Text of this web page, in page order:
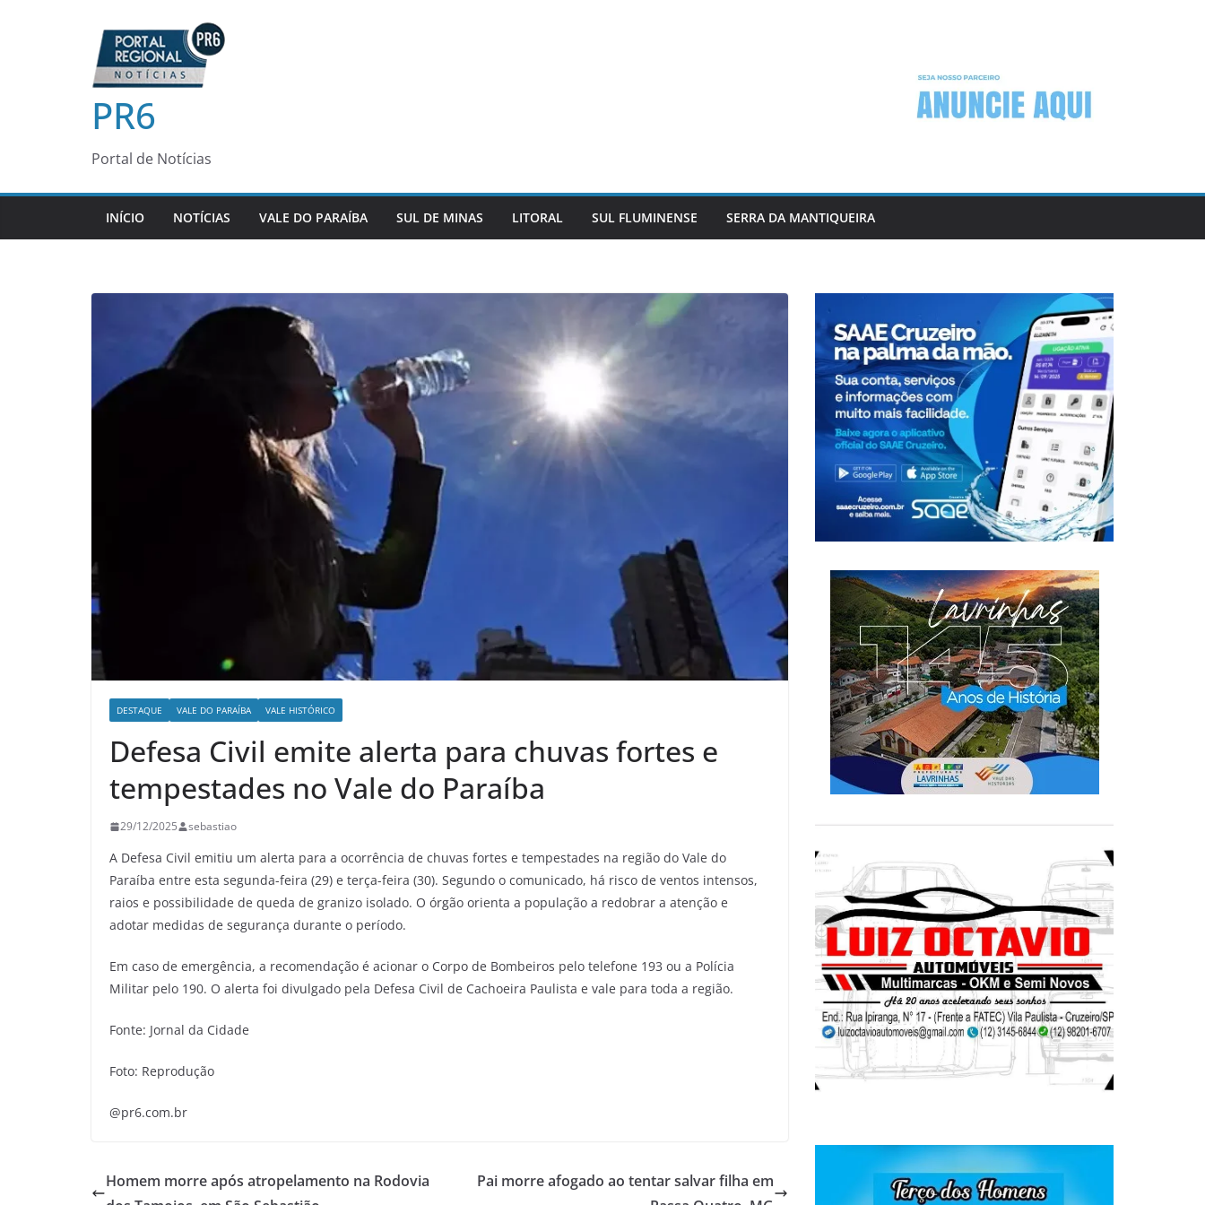
PR6
Portal de Notícias
INÍCIO NOTÍCIAS VALE DO PARAÍBA SUL DE MINAS LITORAL SUL FLUMINENSE SERRA DA MANTIQUEIRA
DESTAQUE VALE DO PARAÍBA VALE HISTÓRICO
Defesa Civil emite alerta para chuvas fortes e
tempestades no Vale do Paraíba
29/12/2025 sebastiao
A Defesa Civil emitiu um alerta para a ocorrência de chuvas fortes e tempestades na região do Vale do
Paraíba entre esta segunda-feira (29) e terça-feira (30). Segundo o comunicado, há risco de ventos intensos,
raios e possibilidade de queda de granizo isolado. O órgão orienta a população a redobrar a atenção e
adotar medidas de segurança durante o período.
Em caso de emergência, a recomendação é acionar o Corpo de Bombeiros pelo telefone 193 ou a Polícia
Militar pelo 190. O alerta foi divulgado pela Defesa Civil de Cachoeira Paulista e vale para toda a região.
Fonte: Jornal da Cidade
Foto: Reprodução
@pr6.com.br
Homem morre após atropelamento na Rodovia
Pai morre afogado ao tentar salvar filha em